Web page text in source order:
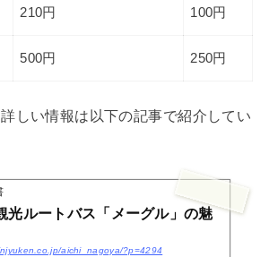
210円 100円
500円 250円
しい情報は以下の記事で紹介してい
光ルートバス「メーグル」の魅
aichi_nagoya/?p=4294